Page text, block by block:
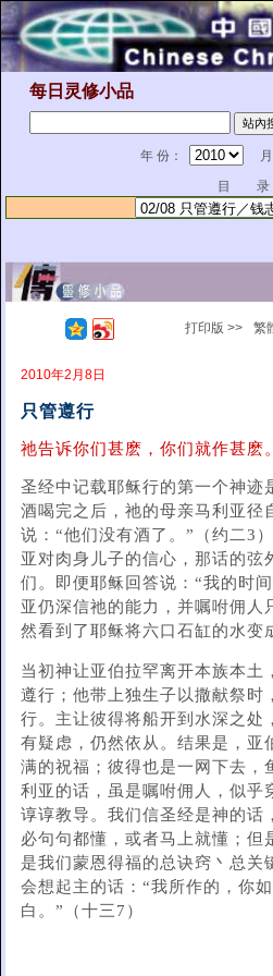
每日灵修小品
年 份：
月
目 录
打印版 >> 繁
2010年2月8日
只管遵行
祂告诉你们甚麽，你们就作甚麽
圣经中记载耶稣行的第一个神迹
酒喝完之后，祂的母亲马利亚径
说：“他们没有酒了。”（约二3
亚对肉身儿子的信心，那话的弦
们。即便耶稣回答说：“我的时
亚仍深信祂的能力，并嘱咐佣人
然看到了耶稣将六口石缸的水变
当初神让亚伯拉罕离开本族本土
遵行；他带上独生子以撒献祭时
行。主让彼得将船开到水深之处
有疑虑，仍然依从。结果是，亚
满的祝福；彼得也是一网下去，
利亚的话，虽是嘱咐佣人，似乎
谆谆教导。我们信圣经是神的话
必句句都懂，或者马上就懂；但
是我们蒙恩得福的总诀窍丶总关
会想起主的话：“我所作的，你
白。”（十三7）